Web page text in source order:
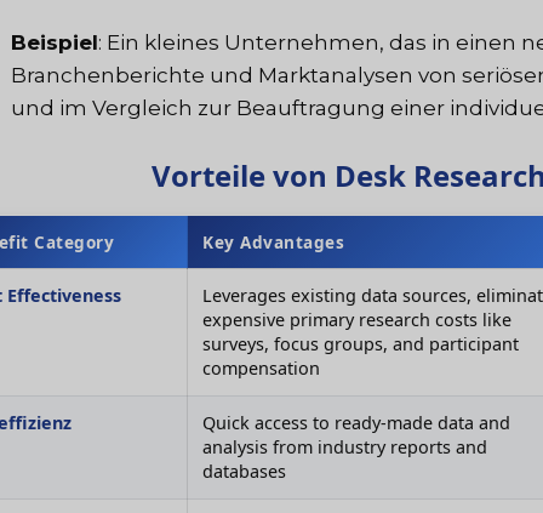
Beispiel: Ein kleines Unternehmen, das in einen
Branchenberichte und Marktanalysen von
und im Vergleich zur Beauftragung einer
Vorteile von Desk
Category Key Advantages
Effectiveness
Leverages existing data sources,
expensive primary research costs like
surveys, focus groups, and participant
compensation
Quick access to ready-made data and
analysis from industry reports and
databases